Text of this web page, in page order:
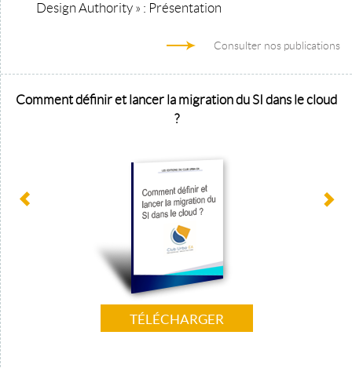
Design Authority » : Présentation
Consulter nos publications
Comment définir et lancer la migration du SI dans le cloud
?
TÉLÉCHARGER